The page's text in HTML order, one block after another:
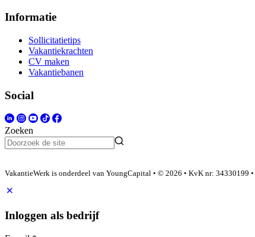
Informatie
Sollicitatietips
Vakantiekrachten
CV maken
Vakantiebanen
Social
Zoeken
VakantieWerk is onderdeel van YoungCapital • © 2026 • KvK nr: 34330199 •
Inloggen als bedrijf